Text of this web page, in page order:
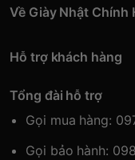
Về Giày Nhật Chính
Hỗ trợ khách hàng
Tổng đài hỗ trợ
Gọi mua hàng:
Gọi bảo hành: